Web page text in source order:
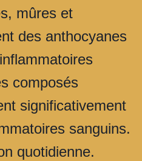
mûres et
des anthocyanes
composés
significativement
sanguins.
quotidienne.